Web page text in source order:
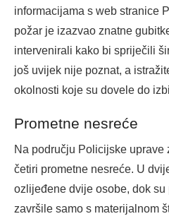
informacijama s web stranice
požar je izazvao znatne
intervenirali kako bi spriječili
još uvijek nije poznat, a
okolnosti koje su dovele do
Prometne nesreće
Na području Policijske uprave
četiri prometne nesreće. U
ozlijeđene dvije osobe, dok
završile samo s materijalnom